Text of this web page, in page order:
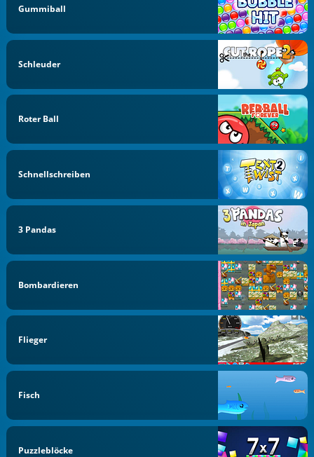
Gummiball
Schleuder
Roter Ball
Schnellschreiben
3 Pandas
Bombardieren
Flieger
Fisch
Puzzleblöcke